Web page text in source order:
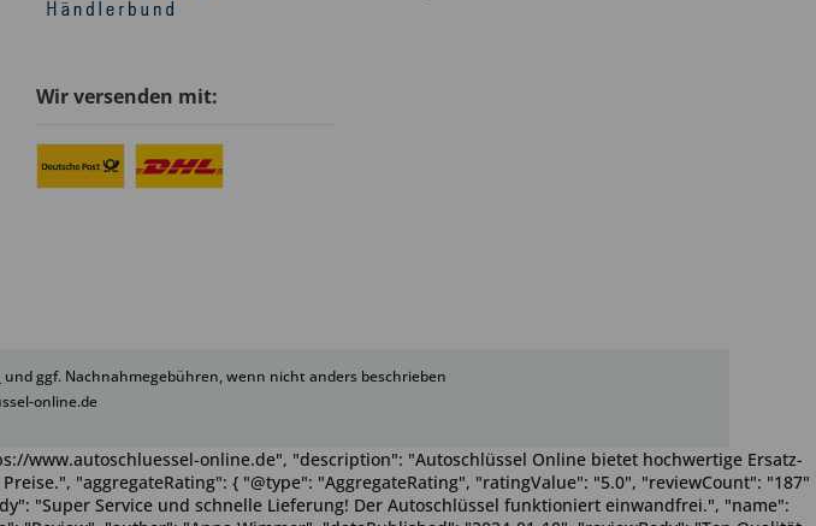
Wir versenden mit:
und ggf. Nachnahmegebühren, wenn nicht anders beschrieben
online.de
www.autoschluessel-online.de", "description": "Autoschlüssel Online bietet hochwertige Ersatz-
"aggregateRating": { "@type": "AggregateRating", "ratingValue": "5.0", "reviewCount": "187"
"Super Service und schnelle Lieferung! Der Autoschlüssel funktioniert einwandfrei.", "name":